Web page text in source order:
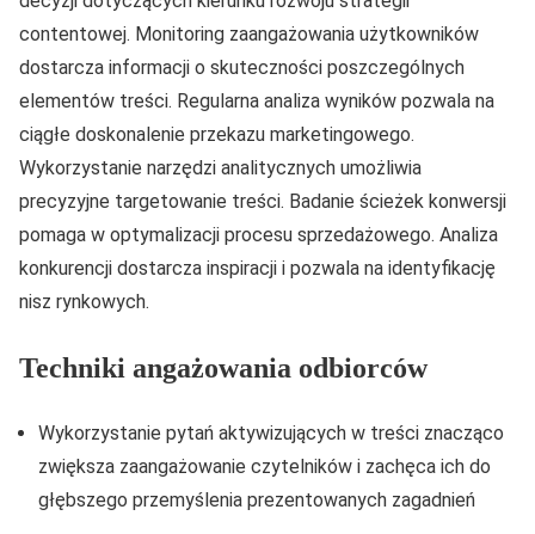
contentowej. Monitoring zaangażowania użytkowników
dostarcza informacji o skuteczności poszczególnych
elementów treści. Regularna analiza wyników pozwala na
ciągłe doskonalenie przekazu marketingowego.
Wykorzystanie narzędzi analitycznych umożliwia
precyzyjne targetowanie treści. Badanie ścieżek konwersji
pomaga w optymalizacji procesu sprzedażowego. Analiza
konkurencji dostarcza inspiracji i pozwala na identyfikację
nisz rynkowych.
Techniki angażowania odbiorców
Wykorzystanie pytań aktywizujących w treści znacząco
zwiększa zaangażowanie czytelników i zachęca ich do
głębszego przemyślenia prezentowanych zagadnień